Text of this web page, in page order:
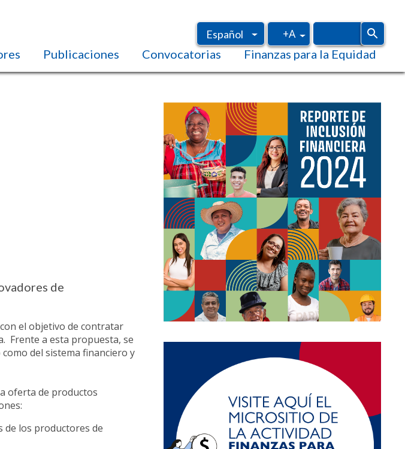
Español
Inglés
+A
Publicaciones Convocatorias Finanzas para la Equidad
de
el objetivo de contratar
Frente a esta propuesta, se
del sistema financiero y
oferta de productos
de los productores de